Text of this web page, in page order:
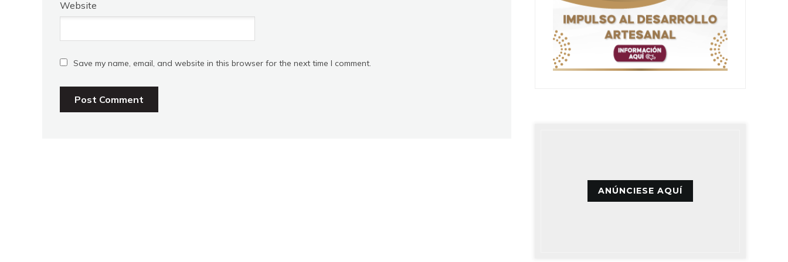
Website
Save my name, email, and website in this browser for the next time I comment.
ANÚNCIESE AQUÍ